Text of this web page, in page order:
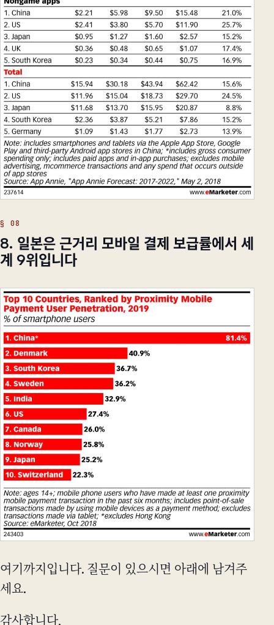
8. 일본은 근거리 모바일 결제 보급률에서 세
계 9위입니다
여기까지입니다. 질문이 있으시면 아래에 남겨주
세요.
감사합니다,